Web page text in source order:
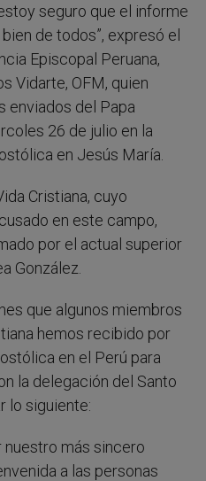
seguro que el informe
de todos”, expresó el
Episcopal Peruana,
Vidarte, OFM, quien
enviados del Papa
26 de julio en la
en Jesús María.
Cristiana, cuyo
en este campo,
por el actual superior
González.
que algunos miembros
hemos recibido por
en el Perú para
la delegación del Santo
lo siguiente:
más sincero
a las personas